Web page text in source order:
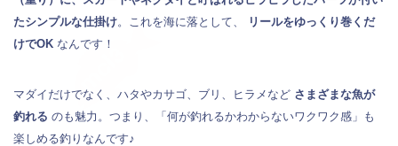
たシンプルな仕掛け。これを海に落として、
リールをゆっくり巻くだ
けでOK なんです！
マダイだけでなく、ハタやカサゴ、ブリ、ヒラメなど さまざまな魚が
釣れる のも魅力。つまり、「何が釣れるかわからないワクワク感」も
楽しめる釣りなんです♪